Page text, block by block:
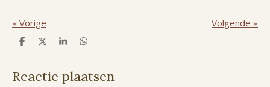
« Vorige Volgende »
D
n
D
l
S
e
D
n
Reactie plaatsen